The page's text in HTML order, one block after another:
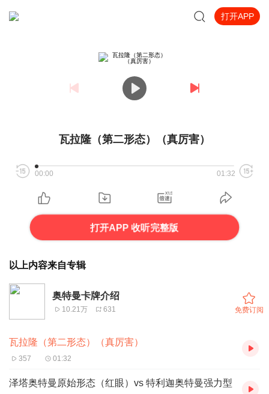
打开APP
瓦拉隆（第二形态）（真厉害）
00:00 01:32
打开APP 收听完整版
以上内容来自专辑
奥特曼卡牌介绍
10.21万 631 免费订阅
瓦拉隆（第二形态）（真厉害）
357 01:32
泽塔奥特曼原始形态（红眼）vs 特利迦奥特曼强力型